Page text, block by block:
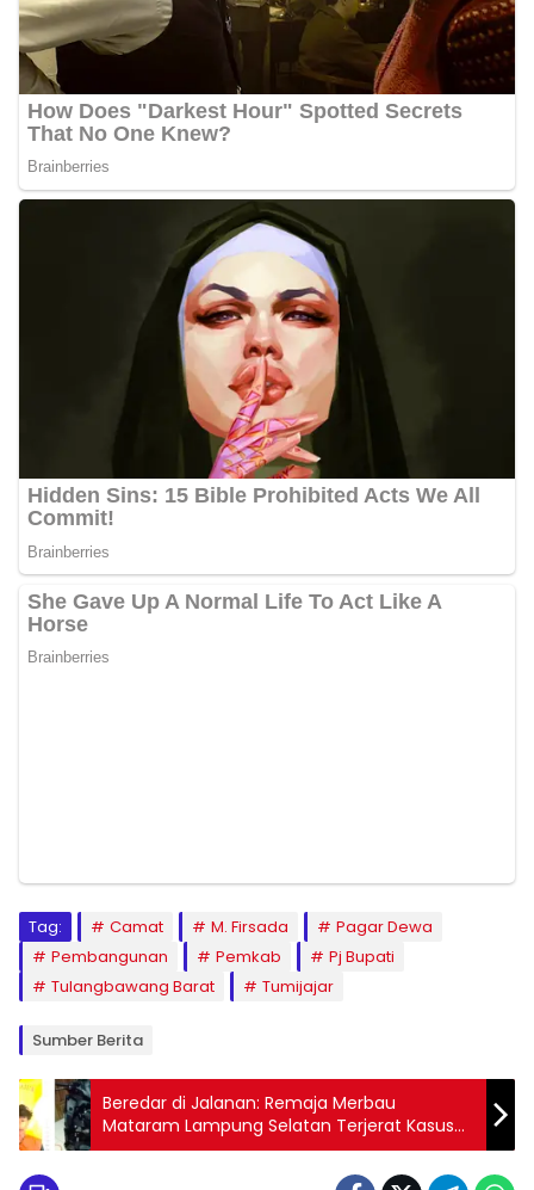
Tag: Camat M. Firsada
Pagar Dewa
Pembangunan
Pemkab
Pj Bupati
Tulangbawang Barat
Tumijajar
Sumber Berita
Beredar di Jalanan: Remaja Merbau
Mataram Lampung Selatan Terjerat Kasus
Begal Motor dengan Senjata Tajam, Kini